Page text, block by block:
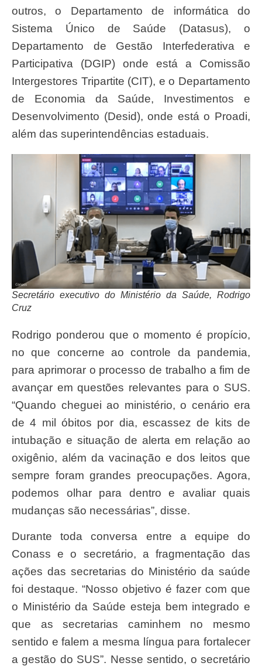
outros, o Departamento de informática do
Sistema Único de Saúde (Datasus), o
Departamento de Gestão Interfederativa e
Participativa (DGIP) onde está a Comissão
Intergestores Tripartite (CIT), e o Departamento
de Economia da Saúde, Investimentos e
Desenvolvimento (Desid), onde está o Proadi,
além das superintendências estaduais.
Secretário executivo do Ministério da Saúde, Rodrigo
Cruz
Rodrigo ponderou que o momento é propício,
no que concerne ao controle da pandemia,
para aprimorar o processo de trabalho a fim de
avançar em questões relevantes para o SUS.
“Quando cheguei ao ministério, o cenário era
de 4 mil óbitos por dia, escassez de kits de
intubação e situação de alerta em relação ao
oxigênio, além da vacinação e dos leitos que
sempre foram grandes preocupações. Agora,
podemos olhar para dentro e avaliar quais
mudanças são necessárias”, disse.
Durante toda conversa entre a equipe do
Conass e o secretário, a fragmentação das
ações das secretarias do Ministério da saúde
foi destaque. “Nosso objetivo é fazer com que
o Ministério da Saúde esteja bem integrado e
que as secretarias caminhem no mesmo
sentido e falem a mesma língua para fortalecer
a gestão do SUS”. Nesse sentido, o secretário